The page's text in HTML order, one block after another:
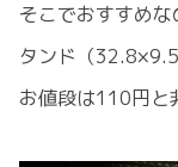
そこでおすすめ
タンド（
お値段は110円と